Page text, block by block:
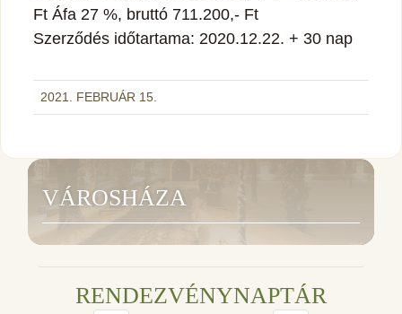
Ft Áfa 27 %, bruttó 711.200,- Ft
Szerződés időtartama: 2020.12.22. + 30 nap
2021. FEBRUÁR 15.
VÁROSHÁZA
RENDEZVÉNYNAPTÁR